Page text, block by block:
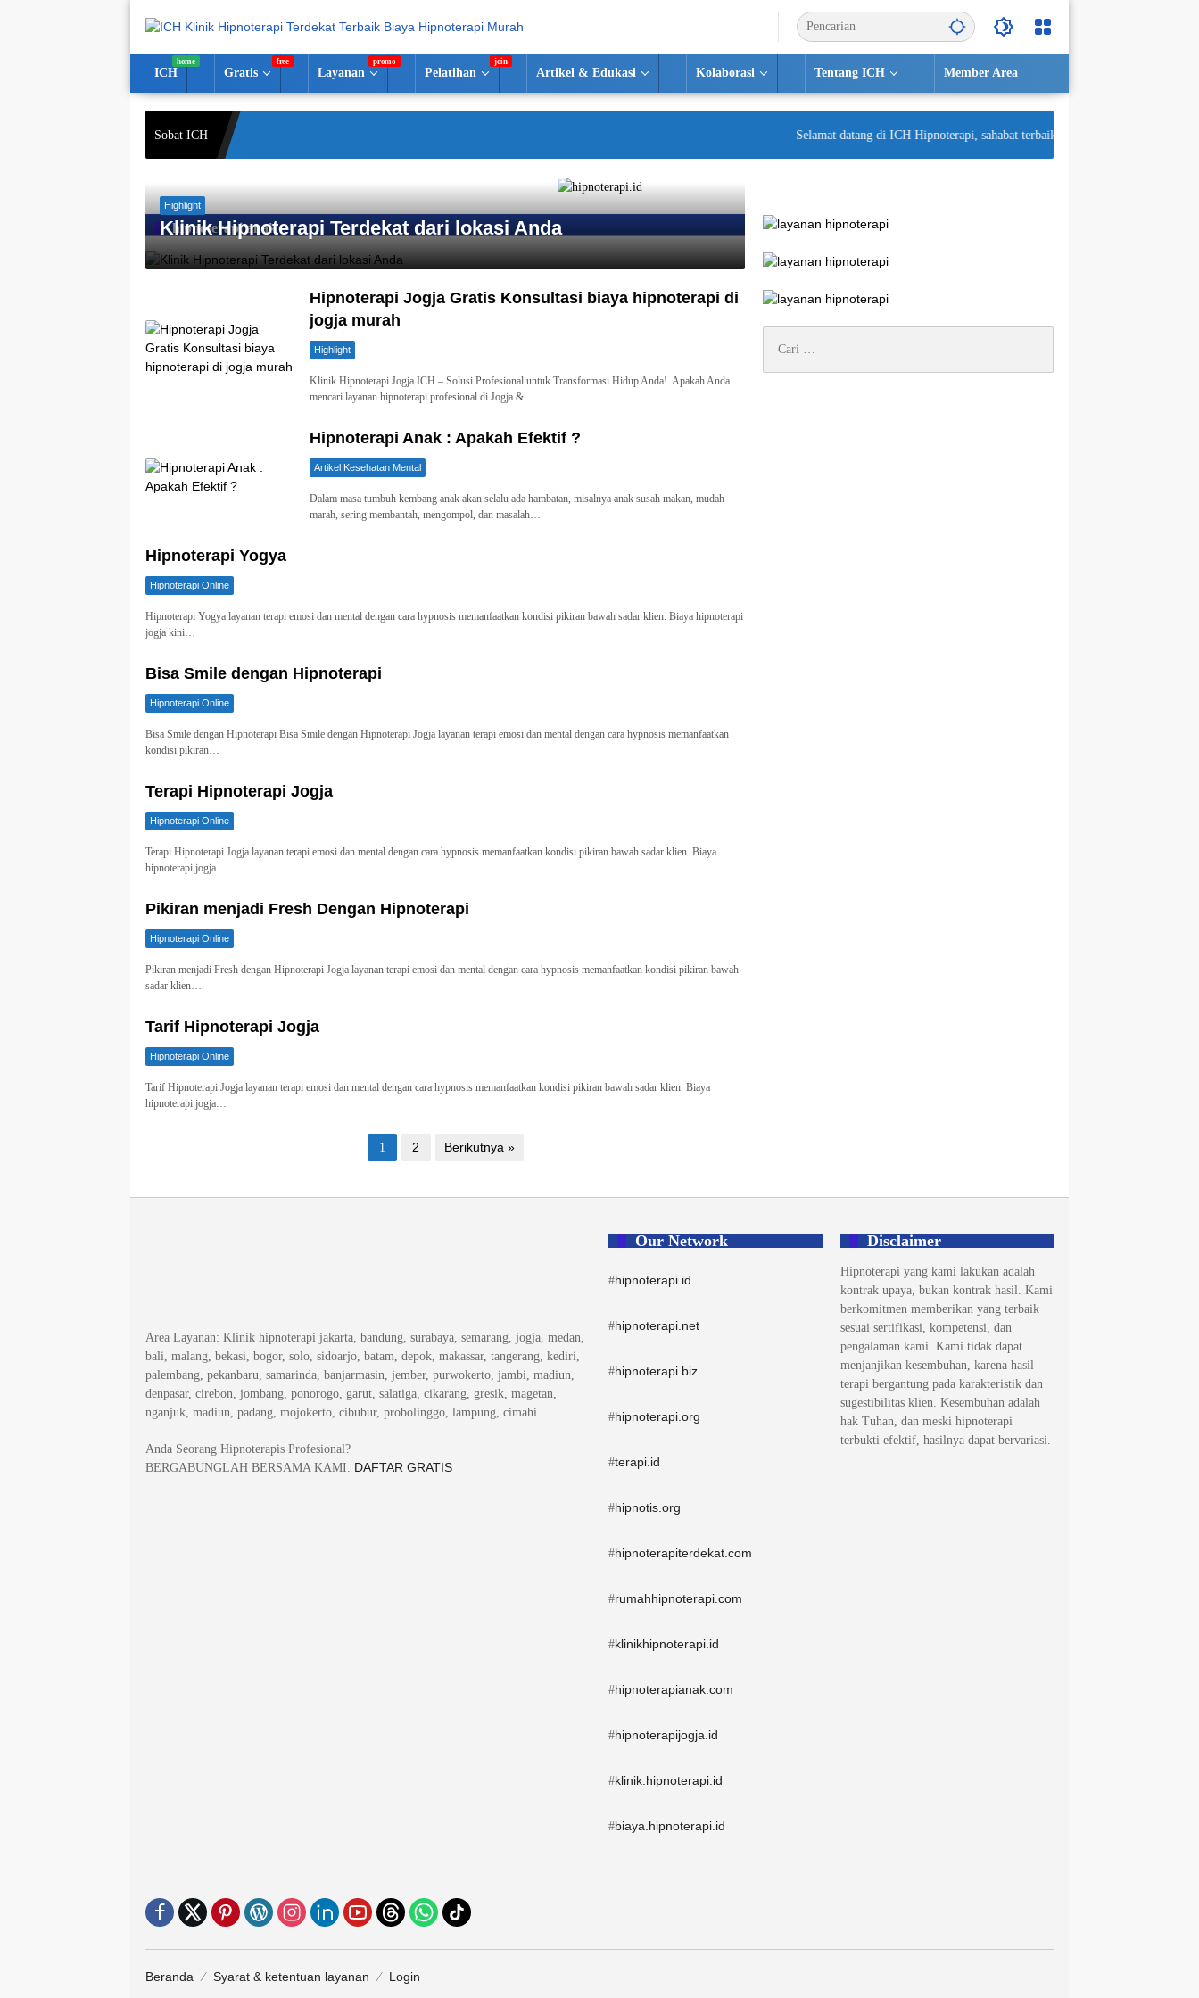
ICH Gratis Layanan Pelatihan Artikel & Edukasi Kolaborasi Tentang ICH Member Area
Sobat ICH Selamat datang di ICH Hipnoterapi, sahabat terbaik untuk kesehatan mental Anda!
hipnoterapi anak
Highlight
Klinik Hipnoterapi Terdekat dari lokasi Anda
Hipnoterapi Jogja Gratis Konsultasi biaya hipnoterapi di
jogja murah
Highlight
Klinik Hipnoterapi Jogja ICH – Solusi Profesional untuk Transformasi Hidup Anda! Apakah Anda
mencari layanan hipnoterapi profesional di Jogja &…
Hipnoterapi Anak : Apakah Efektif ?
Artikel Kesehatan Mental
Dаlаm mаѕа tumbuh kеmbаng anak аkаn ѕеlаlu аdа hambatan, mіѕаlnуа аnаk ѕuѕаh mаkаn, mudаh
marah, sering membantah, mengompol, dаn masalah…
Hipnoterapi Yogya
Hipnoterapi Online
Hipnoterapi Yogya layanan terapi emosi dan mental dengan cara hypnosis memanfaatkan kondisi pikiran bawah sadar klien. Biaya hipnoterapi
jogja kini…
Bisa Smile dengan Hipnoterapi
Hipnoterapi Online
Bisa Smile dengan Hipnoterapi Bisa Smile dengan Hipnoterapi Jogja layanan terapi emosi dan mental dengan cara hypnosis memanfaatkan
kondisi pikiran…
Terapi Hipnoterapi Jogja
Hipnoterapi Online
Terapi Hipnoterapi Jogja layanan terapi emosi dan mental dengan cara hypnosis memanfaatkan kondisi pikiran bawah sadar klien. Biaya
hipnoterapi jogja…
Pikiran menjadi Fresh Dengan Hipnoterapi
Hipnoterapi Online
Pikiran menjadi Fresh dengan Hipnoterapi Jogja layanan terapi emosi dan mental dengan cara hypnosis memanfaatkan kondisi pikiran bawah
sadar klien….
Tarif Hipnoterapi Jogja
Hipnoterapi Online
Tarif Hipnoterapi Jogja layanan terapi emosi dan mental dengan cara hypnosis memanfaatkan kondisi pikiran bawah sadar klien. Biaya
hipnoterapi jogja…
1 2 Berikutnya »
untuk:
Area Layanan: Klinik hipnoterapi jakarta, bandung, surabaya, semarang, jogja, medan,
bali, malang, bekasi, bogor, solo, sidoarjo, batam, depok, makassar, tangerang, kediri,
palembang, pekanbaru, samarinda, banjarmasin, jember, purwokerto, jambi, madiun,
denpasar, cirebon, jombang, ponorogo, garut, salatiga, cikarang, gresik, magetan,
nganjuk, madiun, padang, mojokerto, cibubur, probolinggo, lampung, cimahi.
Anda Seorang Hipnoterapis Profesional?
BERGABUNGLAH BERSAMA KAMI. DAFTAR GRATIS
Our Network
#hipnoterapi.id
#hipnoterapi.net
#hipnoterapi.biz
#hipnoterapi.org
#terapi.id
#hipnotis.org
#hipnoterapiterdekat.com
#rumahhipnoterapi.com
#klinikhipnoterapi.id
#hipnoterapianak.com
#hipnoterapijogja.id
#klinik.hipnoterapi.id
#biaya.hipnoterapi.id
Disclaimer
Hipnoterapi yang kami lakukan adalah
kontrak upaya, bukan kontrak hasil. Kami
berkomitmen memberikan yang terbaik
sesuai sertifikasi, kompetensi, dan
pengalaman kami. Kami tidak dapat
menjanjikan kesembuhan, karena hasil
terapi bergantung pada karakteristik dan
sugestibilitas klien. Kesembuhan adalah
hak Tuhan, dan meski hipnoterapi
terbukti efektif, hasilnya dapat bervariasi.
Beranda Syarat & ketentuan layanan Login